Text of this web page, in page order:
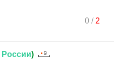
0/ 2
России)